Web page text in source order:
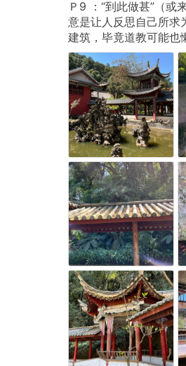
Ｐ9 ：“到此做甚”（或
意是让人反思自己所求
建筑，毕竟道教可能也